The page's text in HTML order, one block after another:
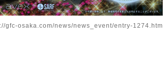
gfc-osaka.com/news/news_event/entry-1274.html